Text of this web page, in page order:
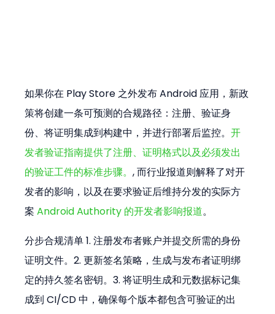
如果你在 Play Store 之外发布 Android 应用，新政
策将创建一条可预测的合规路径：注册、验证身
份、将证明集成到构建中，并进行部署后监控。开
发者验证指南提供了注册、证明格式以及必须发出
的验证工件的标准步骤。, 而行业报道则解释了对开
发者的影响，以及在要求验证后维持分发的实际方
案 Android Authority 的开发者影响报道。
分步合规清单 1. 注册发布者账户并提交所需的身份
证明文件。2. 更新签名策略，生成与发布者证明绑
定的持久签名密钥。3. 将证明生成和元数据标记集
成到 CI/CD 中，确保每个版本都包含可验证的出